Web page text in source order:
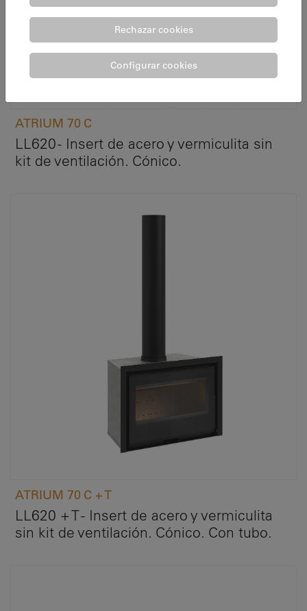
ATRIUM 70 C
LL620 - Insert de acero y vermiculita sin
kit de ventilación. Cónico.
ATRIUM 70 C + T
LL620 + T - Insert de acero y vermiculita
sin kit de ventilación. Cónico. Con tubo.
Rechazar cookies
Configurar cookies